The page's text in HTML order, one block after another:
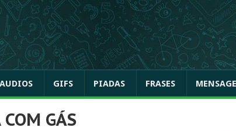
AUDIOS GIFS PIADAS FRASES
GÁS